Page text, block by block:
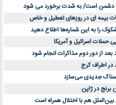
دشمن است/ به شدت برخورد می شود
بیمه ای در روزهای تعطیل و خاص
را به این شماره‌ها اطلاع دهید
بعد از دور دوم مذاکرات انجام شود
در اطراف کرج
برنج در ژاپن